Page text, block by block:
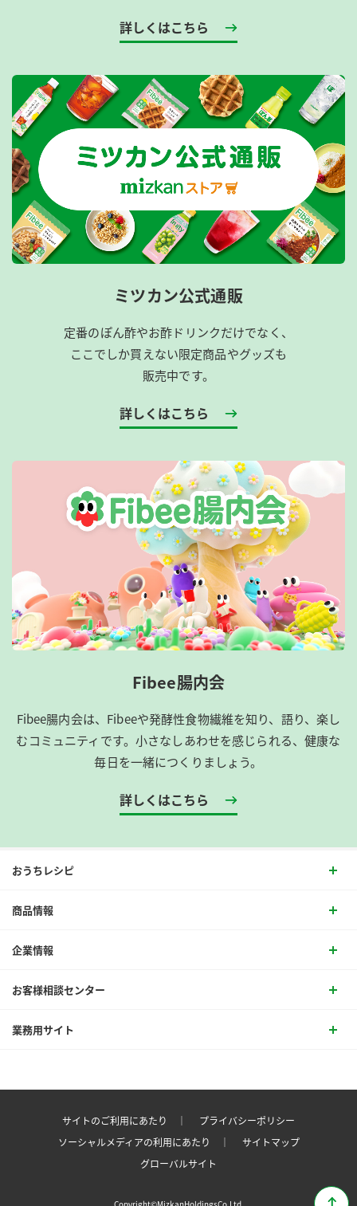
詳しくはこちら
ミツカン公式通販
定番のぽん酢やお酢ドリンクだけでなく、
ここでしか買えない限定商品やグッズも
販売中です。
詳しくはこちら
Fibee腸内会
Fibee腸内会は、​Fibeeや発酵性食物繊維を知り、語り、楽し
むコミュニティです。​小さなしあわせを感じられる、健康な
毎日を一緒につくりましょう。
詳しくはこちら
おうちレシピ
商品情報
企業情報
お客様相談センター
業務用サイト
サイトのご利用にあたり ｜
プライバシーポリシー
ソーシャルメディアの利用にあたり ｜
サイトマップ
グローバルサイト